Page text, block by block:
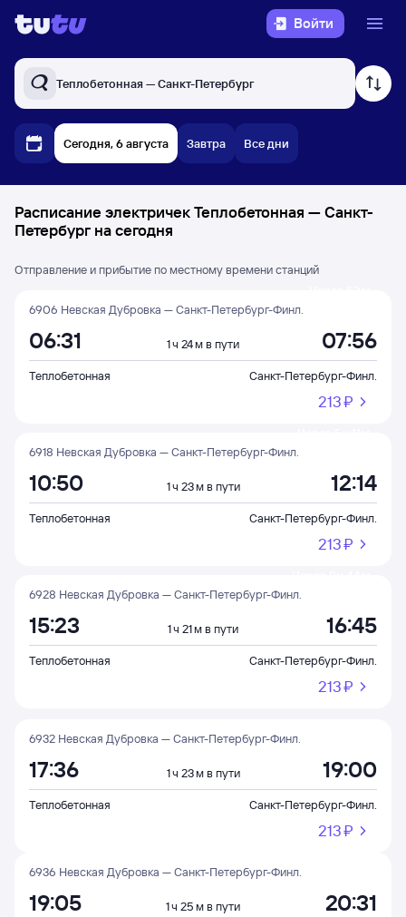
Войти
Теплобетонная — Санкт-Петербург
Сегодня, 6 августа Завтра Все дни
Расписание электричек Теплобетонная — Санкт-
Петербург на сегодня
Отправление и прибытие по местному времени станций
6906 Невская Дубровка — Санкт-Петербург-Финл.
06:31 1 ч 24 м в пути 07:56
Теплобетонная Санкт-Петербург-Финл.
213 ⁠₽
6918 Невская Дубровка — Санкт-Петербург-Финл.
10:50 1 ч 23 м в пути 12:14
Теплобетонная Санкт-Петербург-Финл.
213 ⁠₽
6928 Невская Дубровка — Санкт-Петербург-Финл.
15:23 1 ч 21 м в пути 16:45
Теплобетонная Санкт-Петербург-Финл.
213 ⁠₽
6932 Невская Дубровка — Санкт-Петербург-Финл.
17:36 1 ч 23 м в пути 19:00
Теплобетонная Санкт-Петербург-Финл.
213 ⁠₽
6936 Невская Дубровка — Санкт-Петербург-Финл.
19:05 1 ч 25 м в пути 20:31